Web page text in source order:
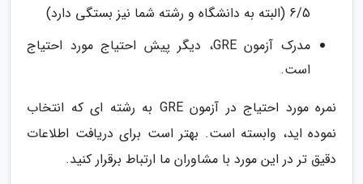
6/5 (البته به دانشگاه و رشته شما نیز بستگی دارد)
مدرک آزمون GRE، دیگر پیش احتیاج مورد احتیاج
است.
نمره مورد احتیاج در آزمون GRE به رشته ای که انتخاب
نموده اید، وابسته است. بهتر است برای دریافت اطلاعات
دقیق تر در این مورد با مشاوران ما ارتباط برقرار کنید.